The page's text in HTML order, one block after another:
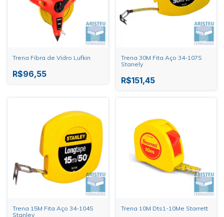
Trena Fibra de Vidro Lufkin
R$96,55
Trena 30M Fita Aço 34-107S
Stanely
R$151,45
Trena 15M Fita Aço 34-104S
Stanley
Trena 10M Dts1-10Me Starrett